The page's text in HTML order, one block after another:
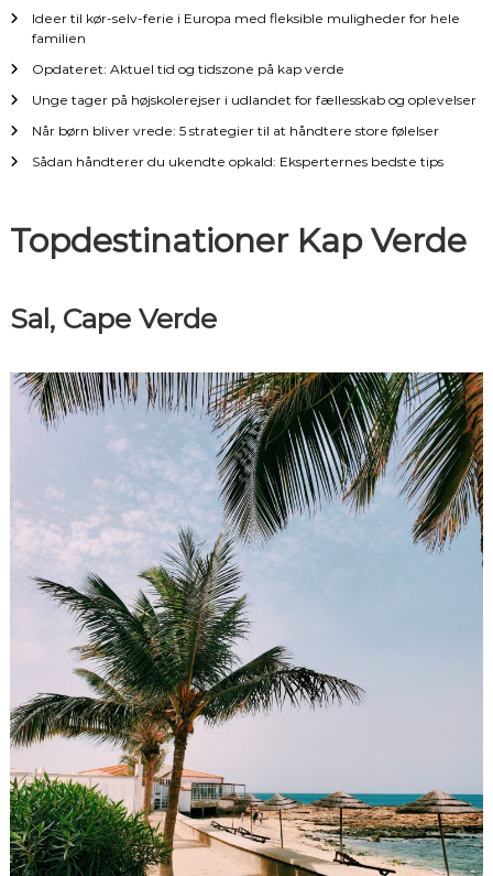
n
a
v
i
g
t
i
Ideer til kør-selv-ferie i Europa med fleksible muligheder for hele
familien
Opdateret: Aktuel tid og tidszone på kap verde
Unge tager på højskolerejser i udlandet for fællesskab og oplevelser
Når børn bliver vrede: 5 strategier til at håndtere store følelser
Sådan håndterer du ukendte opkald: Eksperternes bedste tips
Topdestinationer Kap Verde
Sal, Cape Verde